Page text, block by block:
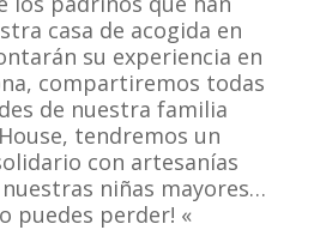
casa de acogida en
su experiencia en
compartiremos todas
de nuestra familia
tendremos un
con artesanías
niñas mayores…
puedes perder! «